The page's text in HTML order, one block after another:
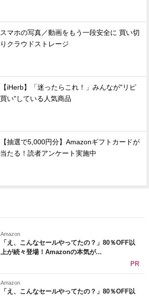
スマホの写真／動画をもう一段安全に 買い切
りクラウドストレージ
【iHerb】「迷ったらこれ！」みんなが"リピ
買い"している人気商品
【抽選で5,000円分】Amazonギフトカードが
当たる！読者アンケート実施中
Amazon
「え、こんなセールやってたの？」80％OFF以
上が続々登場！Amazonの本気が...
PR
Amazon
「え、こんなセールやってたの？」80％OFF以